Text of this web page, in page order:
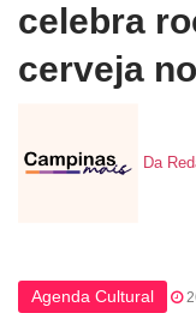
celebra
cerveja
Da
Agenda Cultural